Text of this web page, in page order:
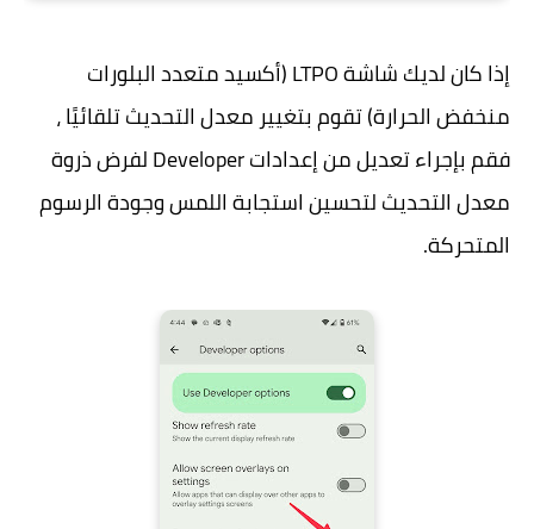
إذا كان لديك شاشة LTPO (أكسيد متعدد البلورات
منخفض الحرارة) تقوم بتغيير معدل التحديث تلقائيًا ،
فقم بإجراء تعديل من إعدادات Developer لفرض ذروة
معدل التحديث لتحسين استجابة اللمس وجودة الرسوم
المتحركة.